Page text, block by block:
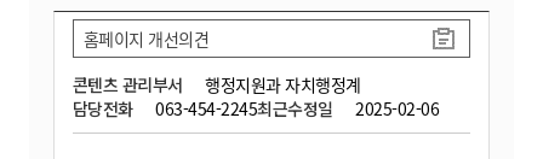
콘텐츠 관리부서
행정지원과 자치행정계
담당전화
063-454-2245최근수정일 2025-02-06
홈페이지 개선의견